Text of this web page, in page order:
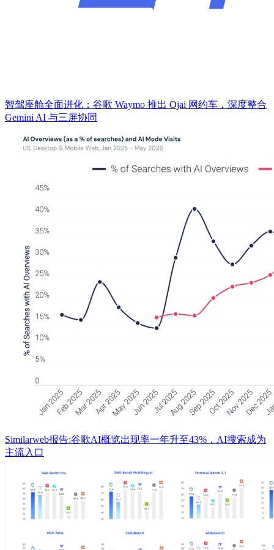
智驾座舱全面进化：谷歌 Waymo 推出 Ojai 网约车，深度整合
Gemini AI 与三屏协同
Similarweb报告:谷歌AI概览出现率一年升至43%，AI搜索成为
主流入口